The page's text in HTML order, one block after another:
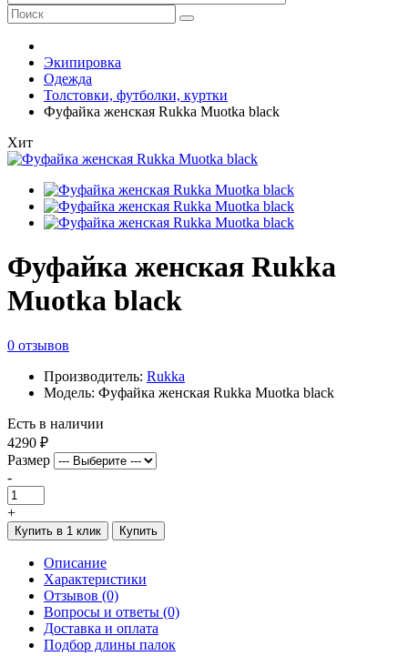
Экипировка
Одежда
Толстовки, футболки, куртки
Фуфайка женская Rukka Muotka black
Хит
Фуфайка женская Rukka
Muotka black
0 отзывов
Производитель: Rukka
Модель: Фуфайка женская Rukka Muotka black
Есть в наличии
4290 ₽
Размер
-
+
Купить в 1 клик Купить
Описание
Характеристики
Отзывов (0)
Вопросы и ответы (0)
Доставка и оплата
Подбор длины палок